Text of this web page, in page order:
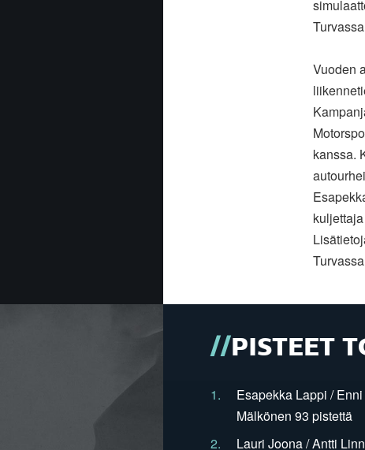
Vuoden
kanssa.
PISTEET
1.
Esapekka Lappi / Enni
Mälkönen 93 pistettä
2.
Lauri Joona / Antti